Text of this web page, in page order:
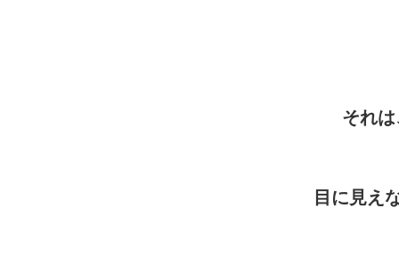
それ
目に見え